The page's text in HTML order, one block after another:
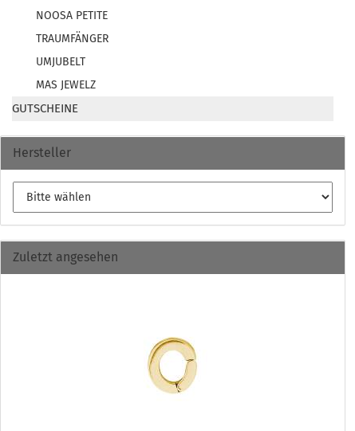
NOOSA PETITE
TRAUMFÄNGER
UMJUBELT
MAS JEWELZ
GUTSCHEINE
Hersteller
Zuletzt angesehen